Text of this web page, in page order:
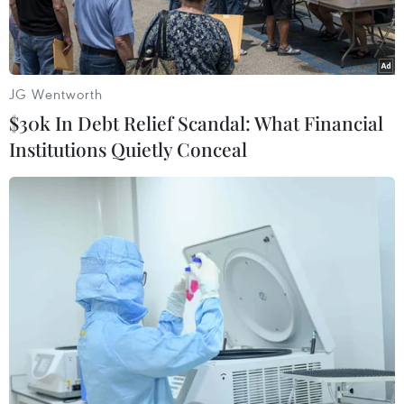
Bàn tay của một bệnh nhân bị dập nát do pin điện thoại phát
nổ. (Ảnh: PV/Vietnam+)
Ngày 23/10, Bệnh viện Hữu nghị Việt Đức cho
JG Wentworth
$30k In Debt Relief Scandal: What Financial
Institutions Quietly Conceal